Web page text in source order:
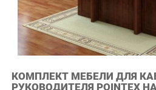
КОМПЛЕКТ МЕБЕЛИ ДЛЯ
РУКОВОДИТЕЛЯ POINTEX
АНГЛИЙСКИЙ